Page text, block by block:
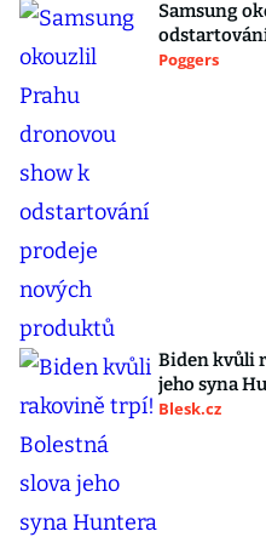
Samsung
Poggers
Biden kvůli
jeho syna
Blesk.cz